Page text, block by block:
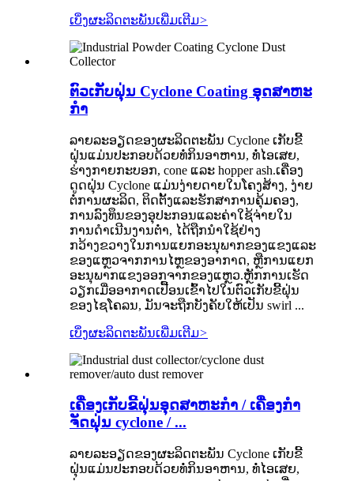
ເບິ່ງຜະລິດຕະພັນເພີ່ມເຕີມ>
ຕົວເກັບຝຸ່ນ Cyclone Coating ອຸດສາຫະ
ກໍາ
ລາຍ​ລະ​ອຽດ​ຂອງ​ຜະ​ລິດ​ຕະ​ພັນ Cyclone ເກັບ​ຂີ້​
ຝຸ່ນ​ແມ່ນ​ປະ​ກອບ​ດ້ວຍ​ທໍ່​ກິນ​ອາ​ຫານ​, ທໍ່​ໄອ​ເສຍ​,
ຮ່າງ​ກາຍ​ກະ​ບອກ​, cone ແລະ hopper ash​.ເຄື່ອງ
ດູດຝຸ່ນ Cyclone ແມ່ນງ່າຍດາຍໃນໂຄງສ້າງ, ງ່າຍ
ຕໍ່ການຜະລິດ, ຕິດຕັ້ງແລະຮັກສາການຄຸ້ມຄອງ,
ການລົງທຶນຂອງອຸປະກອນແລະຄ່າໃຊ້ຈ່າຍໃນ
ການດໍາເນີນງານຕ່ໍາ, ໄດ້ຖືກນໍາໃຊ້ຢ່າງ
ກວ້າງຂວາງໃນການແຍກອະນຸພາກຂອງແຂງແລະ
ຂອງແຫຼວຈາກການໄຫຼຂອງອາກາດ, ຫຼືການແຍກ
ອະນຸພາກແຂງອອກຈາກຂອງແຫຼວ.ຫຼັກ​ການ​ເຮັດ​
ວຽກ​ເມື່ອ​ອາ​ກາດ​ເປື້ອນ​ເຂົ້າ​ໄປ​ໃນ​ຕົວ​ເກັບ​ຂີ້​ຝຸ່ນ​
ຂອງ​ໄຊ​ໂຄ​ລນ, ມັນ​ຈະ​ຖືກ​ບັງ​ຄັບ​ໃຫ້​ເປັນ swirl ...
ເບິ່ງຜະລິດຕະພັນເພີ່ມເຕີມ>
ເຄື່ອງເກັບຂີ້ຝຸ່ນອຸດສາຫະກໍາ / ເຄື່ອງກໍາ
ຈັດຝຸ່ນ cyclone / ...
ລາຍ​ລະ​ອຽດ​ຂອງ​ຜະ​ລິດ​ຕະ​ພັນ Cyclone ເກັບ​ຂີ້​
ຝຸ່ນ​ແມ່ນ​ປະ​ກອບ​ດ້ວຍ​ທໍ່​ກິນ​ອາ​ຫານ​, ທໍ່​ໄອ​ເສຍ​,